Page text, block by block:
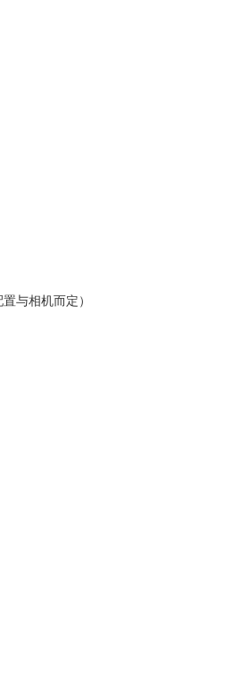
与相机而定）